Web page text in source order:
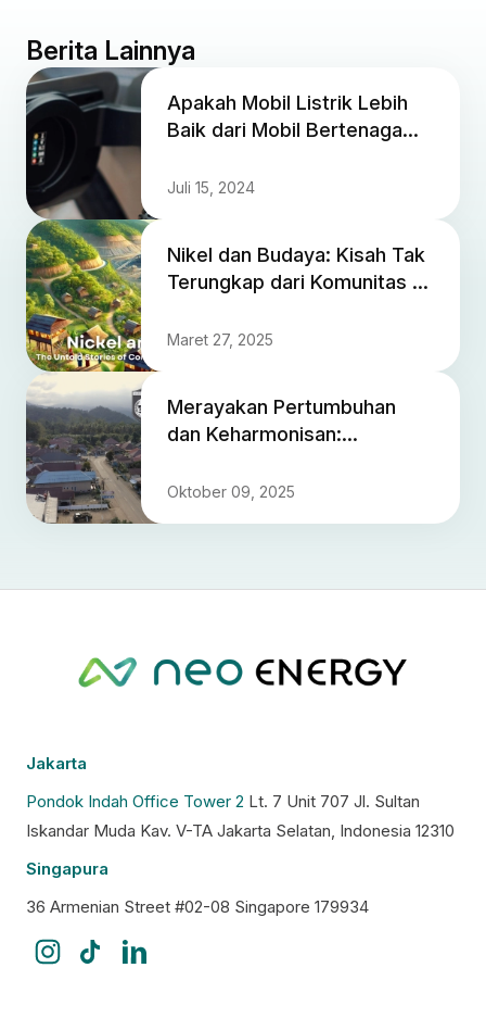
Berita Lainnya
Apakah Mobil Listrik Lebih
Baik dari Mobil Bertenaga
Juli 15, 2024
Nikel dan Budaya: Kisah Tak
Terungkap dari Komunitas di
Maret 27, 2025
Merayakan Pertumbuhan
dan Keharmonisan:
Kabupaten Morowali
Oktober 09, 2025
Jakarta
Pondok Indah Office Tower 2 Lt. 7 Unit 707 Jl. Sultan
Iskandar Muda Kav. V-TA Jakarta Selatan, Indonesia 12310
Singapura
36 Armenian Street #02-08 Singapore 179934